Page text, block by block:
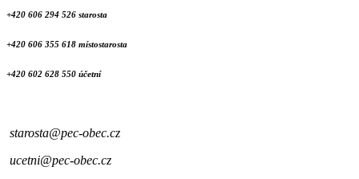
+420 606 294 526 starosta
+420 606 355 618 místostarosta
+420 602 628 550 účetní
starosta@pec-obec.cz
ucetni@pec-obec.cz